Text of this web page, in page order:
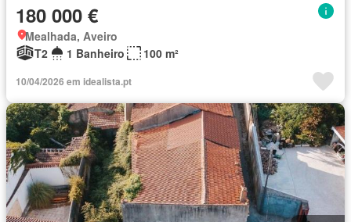
180 000 €
Mealhada, Aveiro
T2
1 Banheiro 100 m²
10/04/2026 em idealista.pt